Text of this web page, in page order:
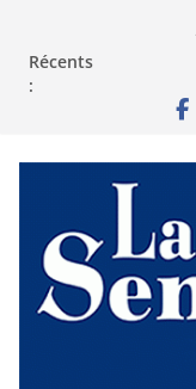
Récents
: